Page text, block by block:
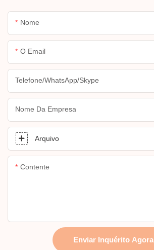
Nome
O Email
Telefone/WhatsApp/Skype
Nome Da Empresa
Arquivo
Contente
Enviar Inquérito Agora